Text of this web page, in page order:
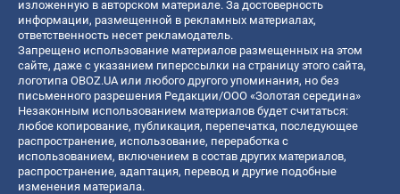
изложенную в авторском материале. За достоверность
информации, размещенной в рекламных материалах,
ответственность несет рекламодатель.
Запрещено использование материалов размещенных на этом
сайте, даже с указанием гиперссылки на страницу этого сайта,
логотипа OBOZ.UA или любого другого упоминания, но без
письменного разрешения Редакции/ООО «Золотая середина»
Незаконным использованием материалов будет считаться:
любое копирование, публикация, перепечатка, последующее
распространение, использование, переработка с
использованием, включением в состав других материалов,
распространение, адаптация, перевод и другие подобные
изменения материала.